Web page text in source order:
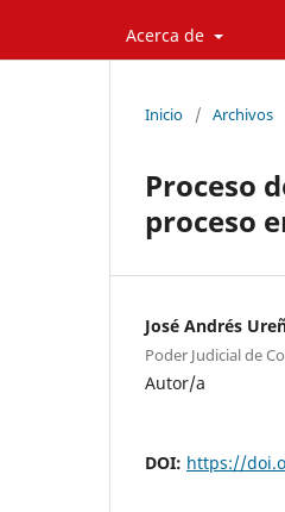
Acerca de
Inicio / Archivos
Proceso
proceso
José Andrés
Poder Judicial de
Autor/a
DOI: https://